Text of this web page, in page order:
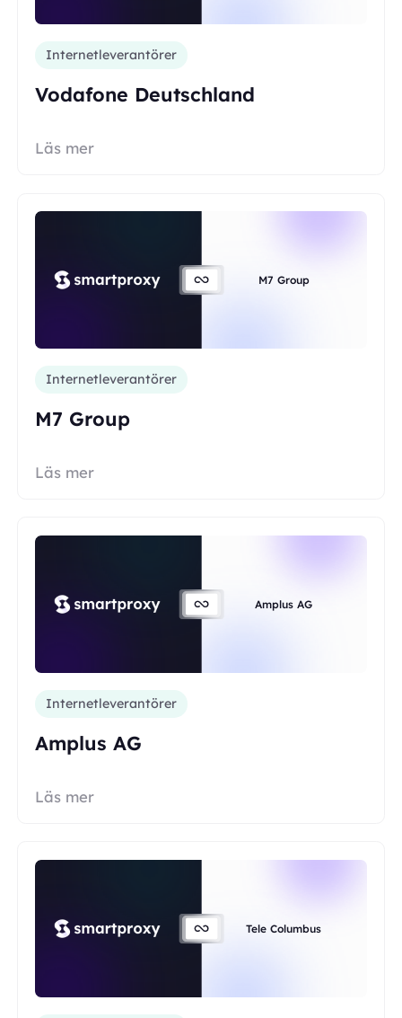
Internetleverantörer
Vodafone Deutschland
Läs mer
M7 Group
Internetleverantörer
M7 Group
Läs mer
Amplus AG
Internetleverantörer
Amplus AG
Läs mer
Tele Columbus